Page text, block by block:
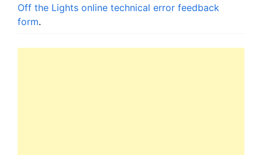
Off the Lights online technical error feedback
form.